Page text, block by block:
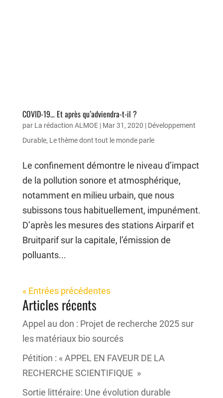
COVID-19… Et après qu’adviendra-t-il ?
par La rédaction ALMOE| Mar 31, 2020 | Développement
Durable, Le thème dont tout le monde parle
Le confinement démontre le niveau d’impact
de la pollution sonore et atmosphérique,
notamment en milieu urbain, que nous
subissons tous habituellement, impunément.
D’après les mesures des stations Airparif et
Bruitparif sur la capitale, l’émission de
polluants...
« Entrées précédentes
Articles récents
Appel au don : Projet de recherche 2025 sur
les matériaux bio sourcés
Pétition : « APPEL EN FAVEUR DE LA
RECHERCHE SCIENTIFIQUE »
Sortie littéraire: Une évolution durable